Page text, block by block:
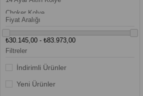
Choker Kolye
Fiyat Aralığı
₺30.145,00 - ₺83.973,00
Filtreler
İndirimli Ürünler
Yeni Ürünler